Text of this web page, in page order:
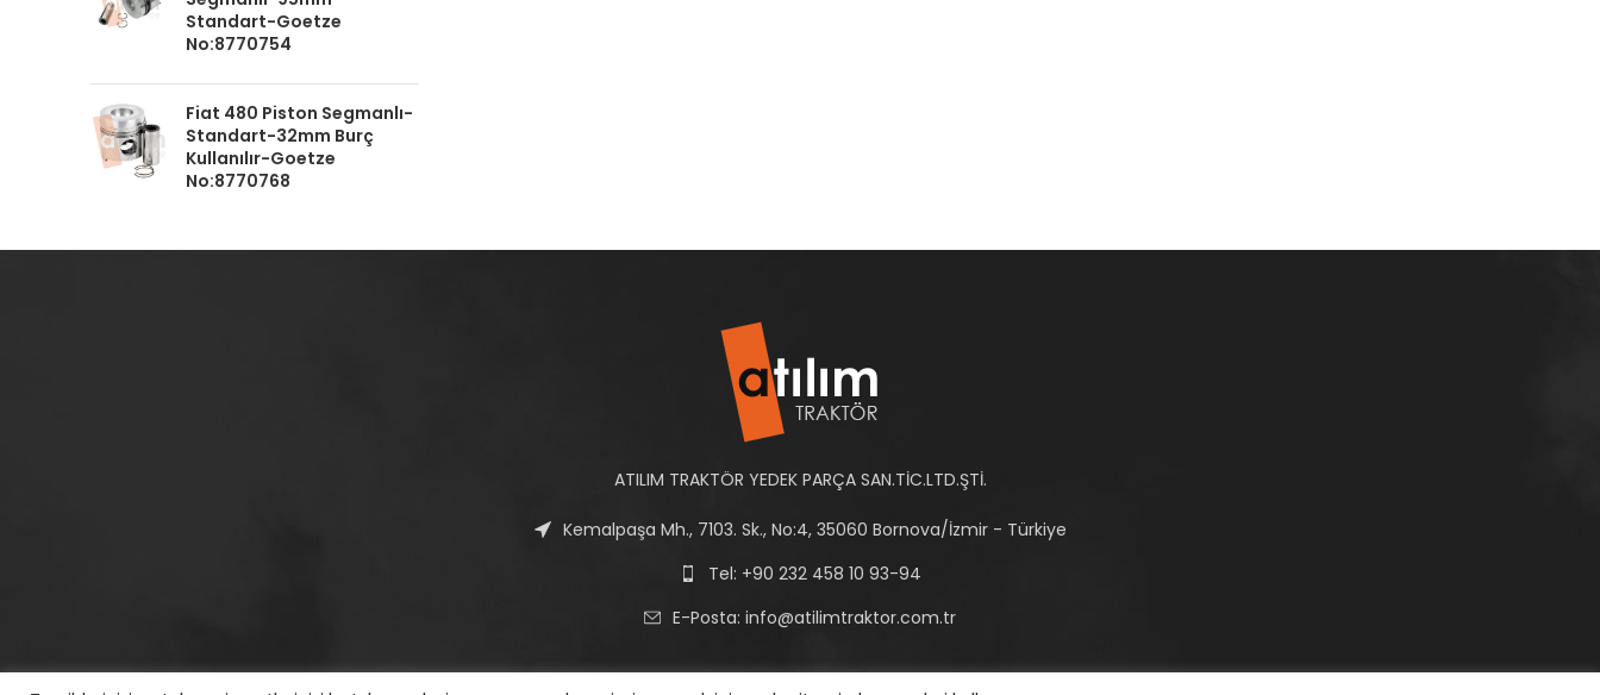
Standart-Goetze
No:8770754
Fiat 480 Piston Segmanlı-
Standart-32mm Burç
Kullanılır-Goetze
No:8770768
ATILIM TRAKTÖR YEDEK PARÇA SAN.TİC.LTD.ŞTİ.
Kemalpaşa Mh., 7103. Sk., No:4, 35060 Bornova/İzmir - Türkiye
Tel: +90 232 458 10 93-94
E-Posta: info@atilimtraktor.com.tr